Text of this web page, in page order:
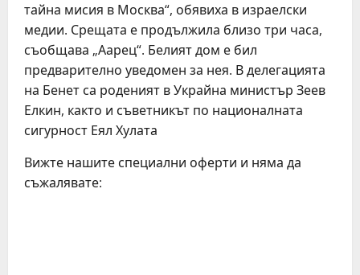
тайна мисия в Москва“, обявиха в израелски
медии. Срещата е продължила близо три часа,
съобщава „Аарец“. Белият дом е бил
предварително уведомен за нея. В делегацията
на Бенет са роденият в Украйна министър Зеев
Елкин, както и съветникът по националната
сигурност Еял Хулата
Вижте нашите специални оферти и няма да
съжалявате: